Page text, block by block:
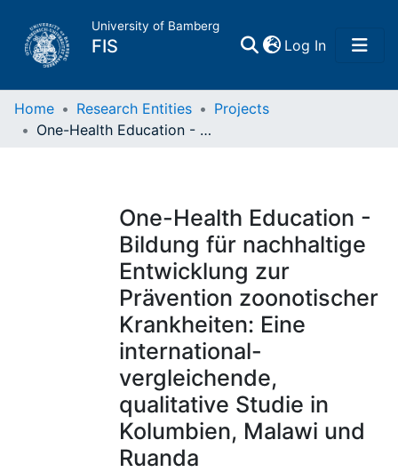
University of Bamberg
FIS Log In(current)
Home
Research Data
Projects
Institutions
Awards
Home Research Entities
Projects
One-Health Education - Bildung für nachhaltige Entwicklung zur Prävention zoonotischer Krankheiten: Eine international-vergleichende, qualitative Studie in Kolumbien, Malawi und Ruanda
One-Health Education -
Bildung für nachhaltige
Entwicklung zur
Prävention zoonotischer
Krankheiten: Eine
international-
vergleichende,
qualitative Studie in
Kolumbien, Malawi und
Ruanda